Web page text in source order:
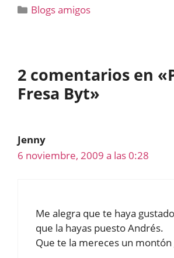
Categorías
Blogs amigos
2 comentarios en
Fresa Byt»
Jenny
6 noviembre, 2009 a las 0:28
Me alegra que te haya
que la hayas puesto Andrés.
Que te la mereces un